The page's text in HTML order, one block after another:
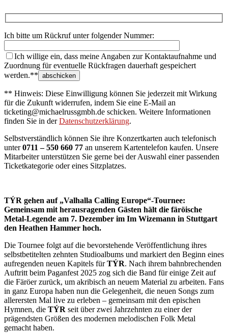
Ich bitte um Rückruf unter folgender Nummer:
Ich willige ein, dass meine Angaben zur Kontaktaufnahme und
Zuordnung für eventuelle Rückfragen dauerhaft gespeichert
werden.**
** Hinweis: Diese Einwilligung können Sie jederzeit mit Wirkung
für die Zukunft widerrufen, indem Sie eine E-Mail an
ticketing@michaelrussgmbh.de schicken. Weitere Informationen
finden Sie in derDatenschutzerklärung.
Selbstverständlich können Sie ihre Konzertkarten auch telefonisch
unter0711 – 550 660 77 an unserem Kartentelefon kaufen. Unsere
Mitarbeiter unterstützen Sie gerne bei der Auswahl einer passenden
Ticketkategorie oder eines Sitzplatzes.
TÝR gehen auf „Valhalla Calling Europe“-Tournee:
Gemeinsam mit herausragenden Gästen hält die färöische
Metal-Legende am 7. Dezember im Im Wizemann in Stuttgart
den Heathen Hammer hoch.
Die Tournee folgt auf die bevorstehende Veröffentlichung ihres
selbstbetitelten zehnten Studioalbums und markiert den Beginn eines
aufregenden neuen Kapitels fürTÝR. Nach ihrem bahnbrechenden
Auftritt beim Paganfest 2025 zog sich die Band für einige Zeit auf
die Färöer zurück, um akribisch an neuem Material zu arbeiten. Fans
in ganz Europa haben nun die Gelegenheit, die neuen Songs zum
allerersten Mal live zu erleben – gemeinsam mit den epischen
Hymnen, die TÝR seit über zwei Jahrzehnten zu einer der
prägendsten Größen des modernen melodischen Folk Metal
gemacht haben.